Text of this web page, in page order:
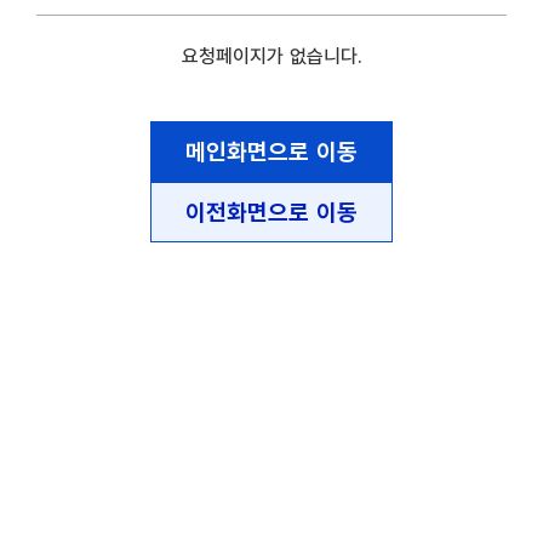
요청페이지가 없습니다.
메인화면으로 이동
이전화면으로 이동